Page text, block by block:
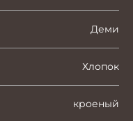
Деми
Хлопок
кроеный